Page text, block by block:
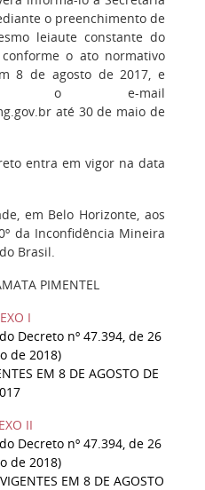
o preenchimento de
leiaute constante do
o ato normativo
8 de agosto de 2017, e
o e-mail
até 30 de maio de
entra em vigor na data
em Belo Horizonte, aos
da Inconfidência Mineira
Brasil.
PIMENTEL
I
Decreto nº 47.394, de 26
de 2018)
EM 8 DE AGOSTO DE
II
Decreto nº 47.394, de 26
de 2018)
EM 8 DE AGOSTO